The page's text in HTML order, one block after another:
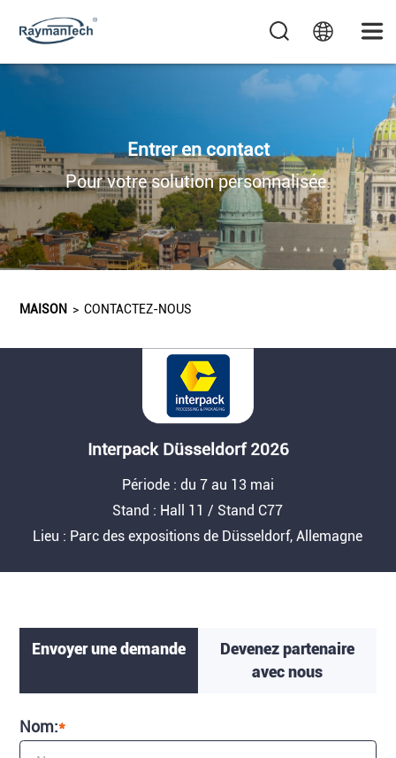
Entrer en contact
Pour votre solution personnalisée.
MAISON > CONTACTEZ-NOUS
Interpack Düsseldorf 2026
Période : du 7 au 13 mai
Stand : Hall 11 / Stand C77
Lieu : Parc des expositions de Düsseldorf, Allemagne
Envoyer une demande
Devenez partenaire
avec nous
Nom:*